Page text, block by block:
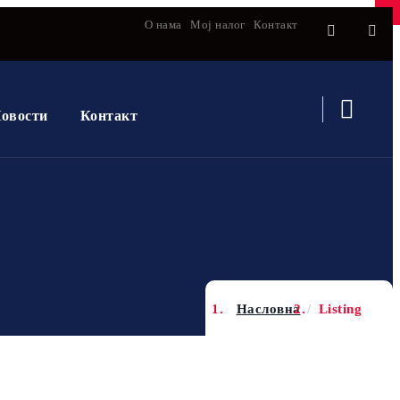
О нама Мој налог Контакт
Контакт
Насловна Listing
×
×